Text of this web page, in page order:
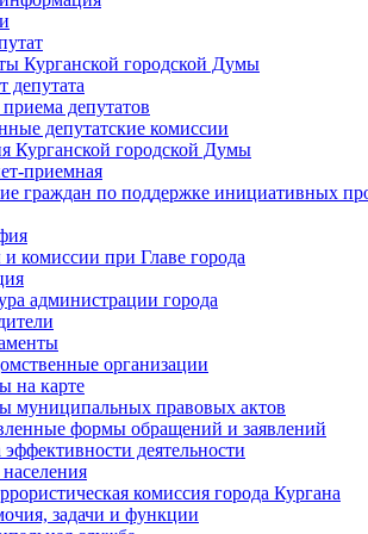
Курганской городской Думы
депутата
депутатов
депутатские комиссии
Курганской городской Думы
приемная
граждан по поддержке инициативных
комиссии при Главе города
администрации города
организации
на карте
муниципальных правовых актов
формы обращений и заявлений
деятельности
комиссия города Кургана
задачи и функции